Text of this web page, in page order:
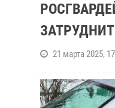
21 марта 2025,